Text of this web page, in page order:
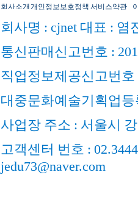
회사명 : cjnet 대표 : 염
통신판매신고번호 :
직업정보제공신고번호
대중문화예술기획업
사업장 주소 : 서울시
고객센터 번호 :
jedu73@naver.com